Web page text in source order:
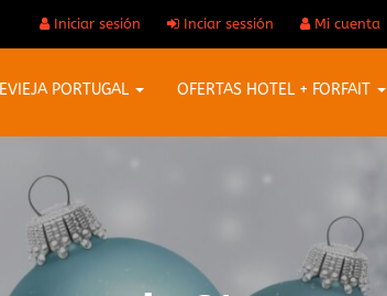
Iniciar sesión Inciar sessión Mi cuenta
PORTUGAL OFERTAS HOTEL + FORFAIT